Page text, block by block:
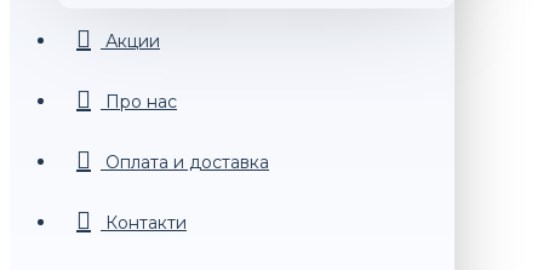
Акции
Про нас
Оплата и доставка
Контакти